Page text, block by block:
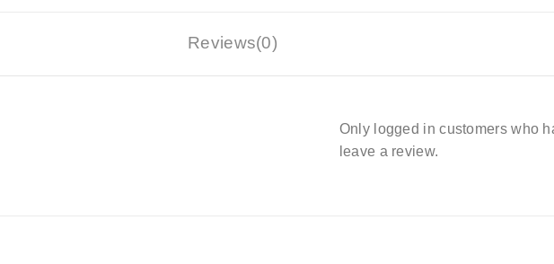
Reviews(0)
Only logged in customers who
leave a review.